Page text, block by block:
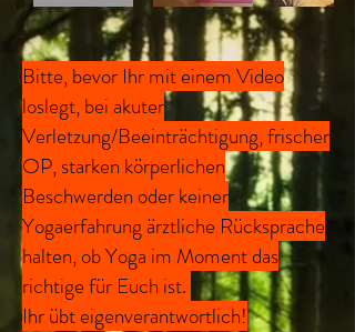
Bitte, bevor Ihr mit einem Video
loslegt, bei akuter
Verletzung/Beeinträchtigung, frischer
OP, starken körperlichen
Beschwerden oder keiner
Yogaerfahrung ärztliche Rücksprache
halten, ob Yoga im Moment das
richtige für Euch ist.
Ihr übt eigenverantwortlich!